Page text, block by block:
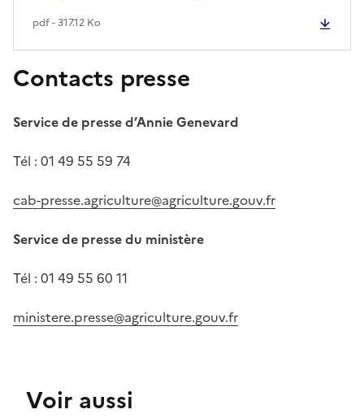
pdf - 317.12 Ko
Contacts presse
Service de presse d’Annie Genevard
Tél : 01 49 55 59 74
cab-presse.agriculture@agriculture.gouv.fr
Service de presse du ministère
Tél : 01 49 55 60 11
ministere.presse@agriculture.gouv.fr
Voir aussi